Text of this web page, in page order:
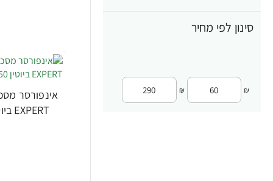
סינון לפי מחיר
₪
₪